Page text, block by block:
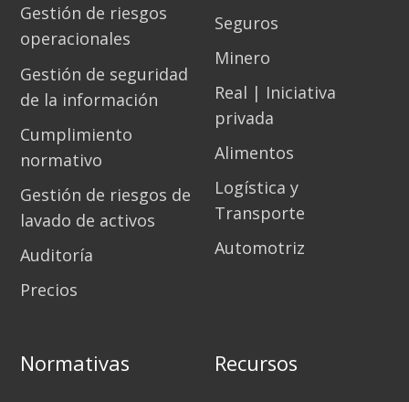
Gestión de riesgos
operacionales
Gestión de seguridad
de la información
Cumplimiento
normativo
Gestión de riesgos de
lavado de activos
Auditoría
Precios
Seguros
Minero
Real | Iniciativa
privada
Alimentos
Logística y
Transporte
Automotriz
Normativas Recursos